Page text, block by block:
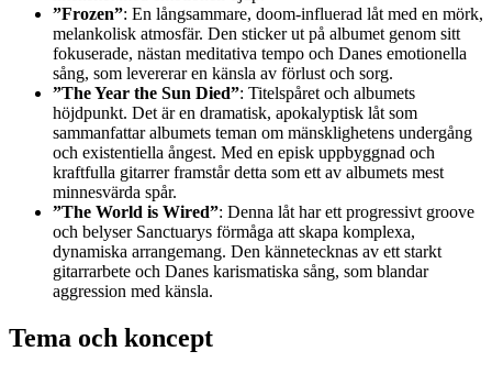
”Frozen”: En långsammare, doom-influerad låt med en mörk,
melankolisk atmosfär. Den sticker ut på albumet genom sitt
fokuserade, nästan meditativa tempo och Danes emotionella
sång, som levererar en känsla av förlust och sorg.
”The Year the Sun Died”: Titelspåret och albumets
höjdpunkt. Det är en dramatisk, apokalyptisk låt som
sammanfattar albumets teman om mänsklighetens undergång
och existentiella ångest. Med en episk uppbyggnad och
kraftfulla gitarrer framstår detta som ett av albumets mest
minnesvärda spår.
”The World is Wired”: Denna låt har ett progressivt groove
och belyser Sanctuarys förmåga att skapa komplexa,
dynamiska arrangemang. Den kännetecknas av ett starkt
gitarrarbete och Danes karismatiska sång, som blandar
aggression med känsla.
Tema och koncept